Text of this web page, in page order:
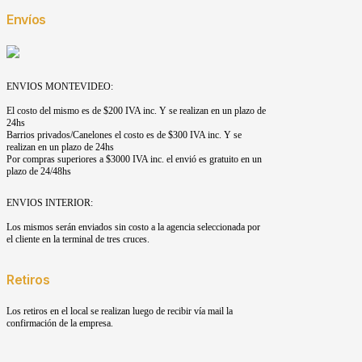
Envíos
ENVIOS MONTEVIDEO:
El costo del mismo es de $200 IVA inc. Y se realizan en un plazo de
24hs
Barrios privados/Canelones el costo es de $300 IVA inc. Y se
realizan en un plazo de 24hs
Por compras superiores a $3000 IVA inc. el envió es gratuito en un
plazo de 24/48hs
ENVIOS INTERIOR:
Los mismos serán enviados sin costo a la agencia seleccionada por
el cliente en la terminal de tres cruces.
Retiros
Los retiros en el local se realizan luego de recibir vía mail la
confirmación de la empresa.